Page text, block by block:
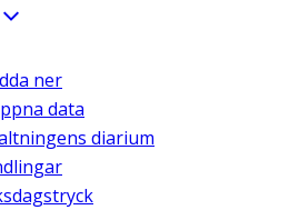
ner
data
diarium